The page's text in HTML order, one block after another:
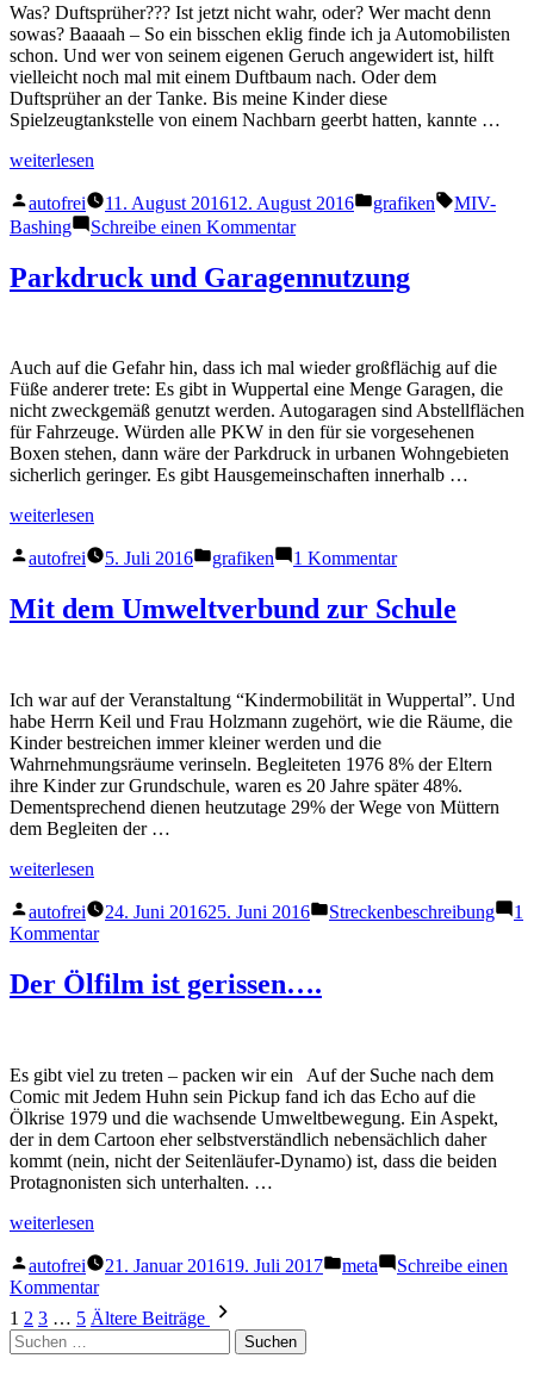
Was? Duftsprüher??? Ist jetzt nicht wahr, oder? Wer macht denn
sowas? Baaaah – So ein bisschen eklig finde ich ja Automobilisten
schon. Und wer von seinem eigenen Geruch angewidert ist, hilft
vielleicht noch mal mit einem Duftbaum nach. Oder dem
Duftsprüher an der Tanke. Bis meine Kinder diese
Spielzeugtankstelle von einem Nachbarn geerbt hatten, kannte …
„Automobilismus
Kinderzimmer“
weiterlesen
Veröffentlicht
von
autofrei 11. August 201612. August 2016
Veröffentlicht
grafiken
MIV-
Bashing
Schreibe einen Kommentarzu
Kinderzimmer
Parkdruck und Garagennutzung
Auch auf die Gefahr hin, dass ich mal wieder großflächig auf die
Füße anderer trete: Es gibt in Wuppertal eine Menge Garagen, die
nicht zweckgemäß genutzt werden. Autogaragen sind Abstellflächen
für Fahrzeuge. Würden alle PKW in den für sie vorgesehenen
Boxen stehen, dann wäre der Parkdruck in urbanen Wohngebieten
sicherlich geringer. Es gibt Hausgemeinschaften innerhalb …
„Parkdruck
Garagennutzung“
weiterlesen
Veröffentlicht
autofrei 5. Juli 2016
Veröffentlicht
grafiken 1 Kommentarzu
und
Garagennutzung
Mit dem Umweltverbund zur Schule
Ich war auf der Veranstaltung “Kindermobilität in Wuppertal”. Und
habe Herrn Keil und Frau Holzmann zugehört, wie die Räume, die
Kinder bestreichen immer kleiner werden und die
Wahrnehmungsräume verinseln. Begleiteten 1976 8% der Eltern
ihre Kinder zur Grundschule, waren es 20 Jahre später 48%.
Dementsprechend dienen heutzutage 29% der Wege von Müttern
dem Begleiten der …
„Mit
Umweltverbund
zur
weiterlesen
Veröffentlicht
von
autofrei 24. Juni 201625. Juni 2016
Veröffentlicht
Streckenbeschreibung
1
Kommentarzu
dem
Umweltverbund
Der Ölfilm ist gerissen….
Es gibt viel zu treten – packen wir ein Auf der Suche nach dem
Comic mit Jedem Huhn sein Pickup fand ich das Echo auf die
Ölkrise 1979 und die wachsende Umweltbewegung. Ein Aspekt,
der in dem Cartoon eher selbstverständlich nebensächlich daher
kommt (nein, nicht der Seitenläufer-Dynamo) ist, dass die beiden
Protagnonisten sich unterhalten. …
„Der
ist
gerissen….“
weiterlesen
Veröffentlicht
von
autofrei 21. Januar 201619. Juli 2017
Veröffentlicht
meta
Schreibe einen
Kommentarzu
Der
Ölfilm
ist
Seitennummerierung
der
1 2 3 … 5 Ältere Beiträge
Suchen
nach: